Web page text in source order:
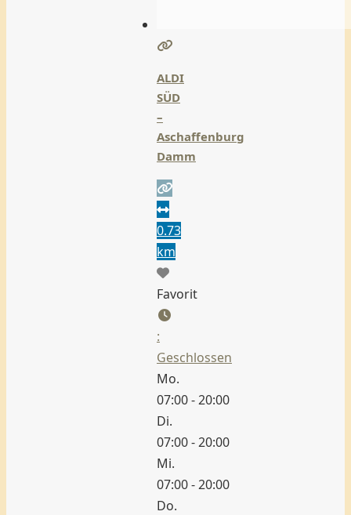
ALDI
SÜD
–
Aschaffenburg
Damm
0.73
km
Favorit
:
Geschlossen
Mo.
07:00 - 20:00
Di.
07:00 - 20:00
Mi.
07:00 - 20:00
Do.